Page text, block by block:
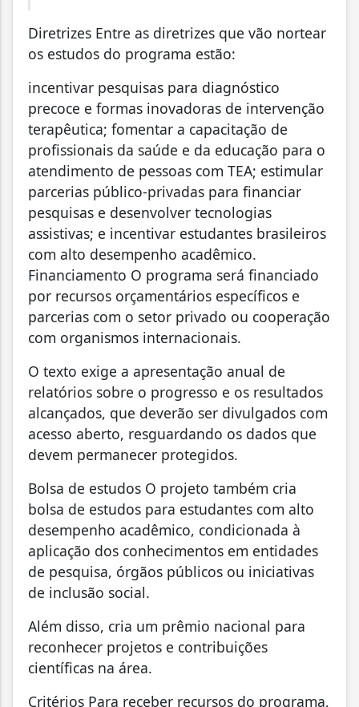
Diretrizes Entre as diretrizes que vão nortear
os estudos do programa estão:
incentivar pesquisas para diagnóstico
precoce e formas inovadoras de intervenção
terapêutica; fomentar a capacitação de
profissionais da saúde e da educação para o
atendimento de pessoas com TEA; estimular
parcerias público-privadas para financiar
pesquisas e desenvolver tecnologias
assistivas; e incentivar estudantes brasileiros
com alto desempenho acadêmico.
Financiamento O programa será financiado
por recursos orçamentários específicos e
parcerias com o setor privado ou cooperação
com organismos internacionais.
O texto exige a apresentação anual de
relatórios sobre o progresso e os resultados
alcançados, que deverão ser divulgados com
acesso aberto, resguardando os dados que
devem permanecer protegidos.
Bolsa de estudos O projeto também cria
bolsa de estudos para estudantes com alto
desempenho acadêmico, condicionada à
aplicação dos conhecimentos em entidades
de pesquisa, órgãos públicos ou iniciativas
de inclusão social.
Além disso, cria um prêmio nacional para
reconhecer projetos e contribuições
científicas na área.
Critérios Para receber recursos do programa,